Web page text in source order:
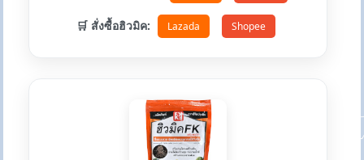
🛒 สั่งซื้อฮิวมิค: Lazada Shopee